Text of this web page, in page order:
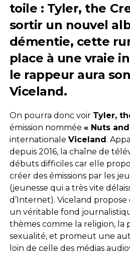
toile : Tyler, the
sortir un nouvel
démentie, cette
place à une vraie
le rappeur aura
Viceland.
On pourra donc voir Tyler,
émission nommée « Nuts
internationale Viceland.
depuis 2016, la chaîne de
débuts difficiles car elle
créer des émissions par les
(jeunesse qui a très vite
d’Internet). Viceland propose
un véritable fond
thèmes comme la religion, la
sexualité, et promeut une
loin de celle des médias